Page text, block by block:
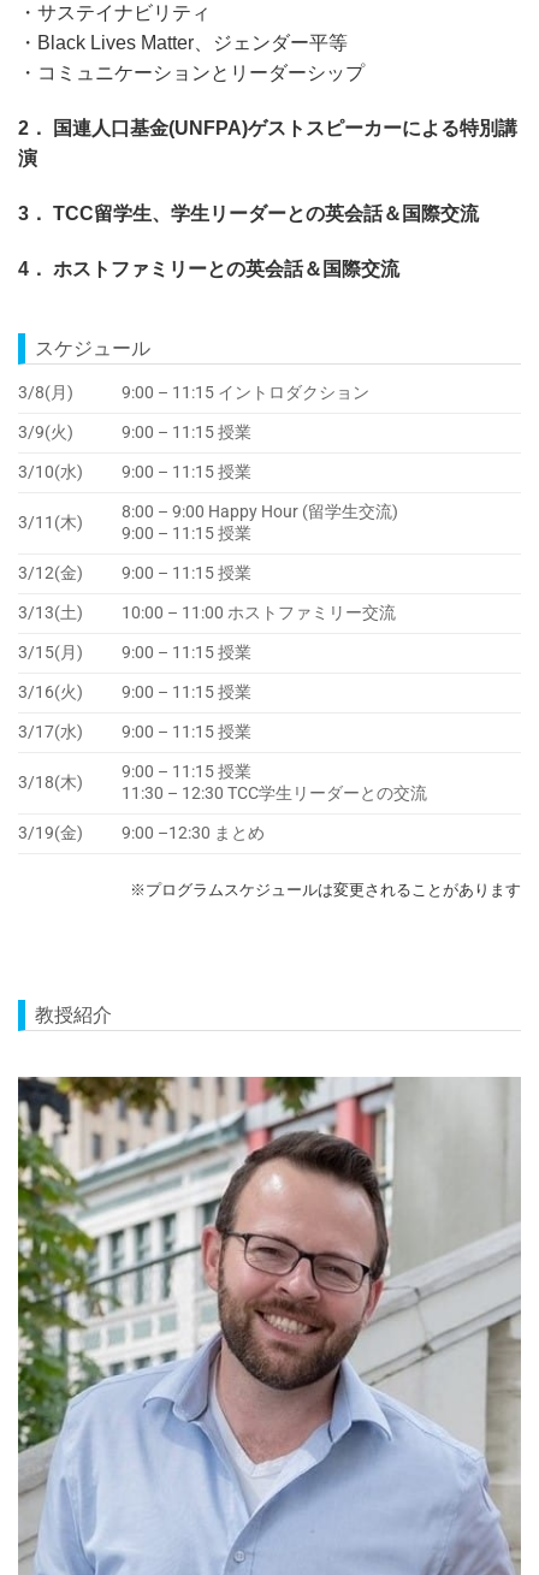
・サステイナビリティ
・Black Lives Matter、ジェンダー平等
・コミュニケーションとリーダーシップ
2． 国連人口基金(UNFPA)ゲストスピーカーによる特別講
演
3． TCC留学生、学生リーダーとの英会話＆国際交流
4． ホストファミリーとの英会話＆国際交流
スケジュール
3/8(月)
9:00 – 11:15 イントロダクション
3/9(火)
9:00 – 11:15 授業
3/10(水)
9:00 – 11:15 授業
3/11(木)
8:00 – 9:00 Happy Hour (留学生交流)
9:00 – 11:15 授業
3/12(金)
9:00 – 11:15 授業
3/13(土)
10:00 – 11:00 ホストファミリー交流
3/15(月)
9:00 – 11:15 授業
3/16(火)
9:00 – 11:15 授業
3/17(水)
9:00 – 11:15 授業
3/18(木)
9:00 – 11:15 授業
11:30 – 12:30 TCC学生リーダーとの交流
3/19(金)
9:00 –12:30 まとめ
※プログラムスケジュールは変更されることがあります
教授紹介